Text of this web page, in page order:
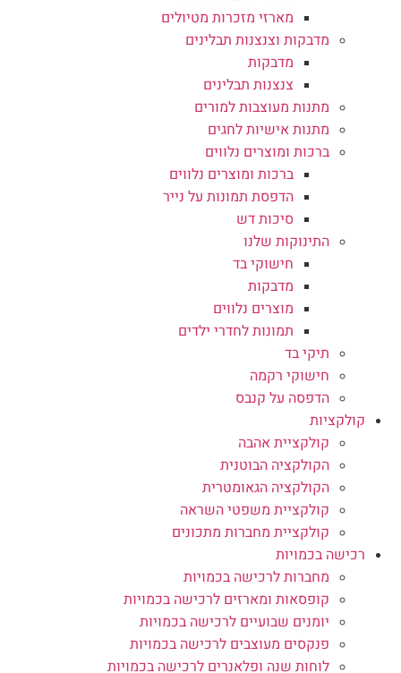
מארזי מזכרות מטיולים
מדבקות וצנצנות תבלינים
מדבקות
צנצנות תבלינים
מתנות מעוצבות למורים
מתנות אישיות לחגים
ברכות ומוצרים נלווים
ברכות ומוצרים נלווים
הדפסת תמונות על נייר
סיכות דש
התינוקות שלנו
חישוקי בד
מדבקות
מוצרים נלווים
תמונות לחדרי ילדים
תיקי בד
חישוקי רקמה
הדפסה על קנבס
קולקציות
קולקציית אהבה
הקולקציה הבוטנית
הקולקציה הגאומטרית
קולקציית משפטי השראה
קולקציית מחברות מתכונים
רכישה בכמויות
מחברות לרכישה בכמויות
קופסאות ומארזים לרכישה בכמויות
יומנים שבועיים לרכישה בכמויות
פנקסים מעוצבים לרכישה בכמויות
לוחות שנה ופלאנרים לרכישה בכמויות